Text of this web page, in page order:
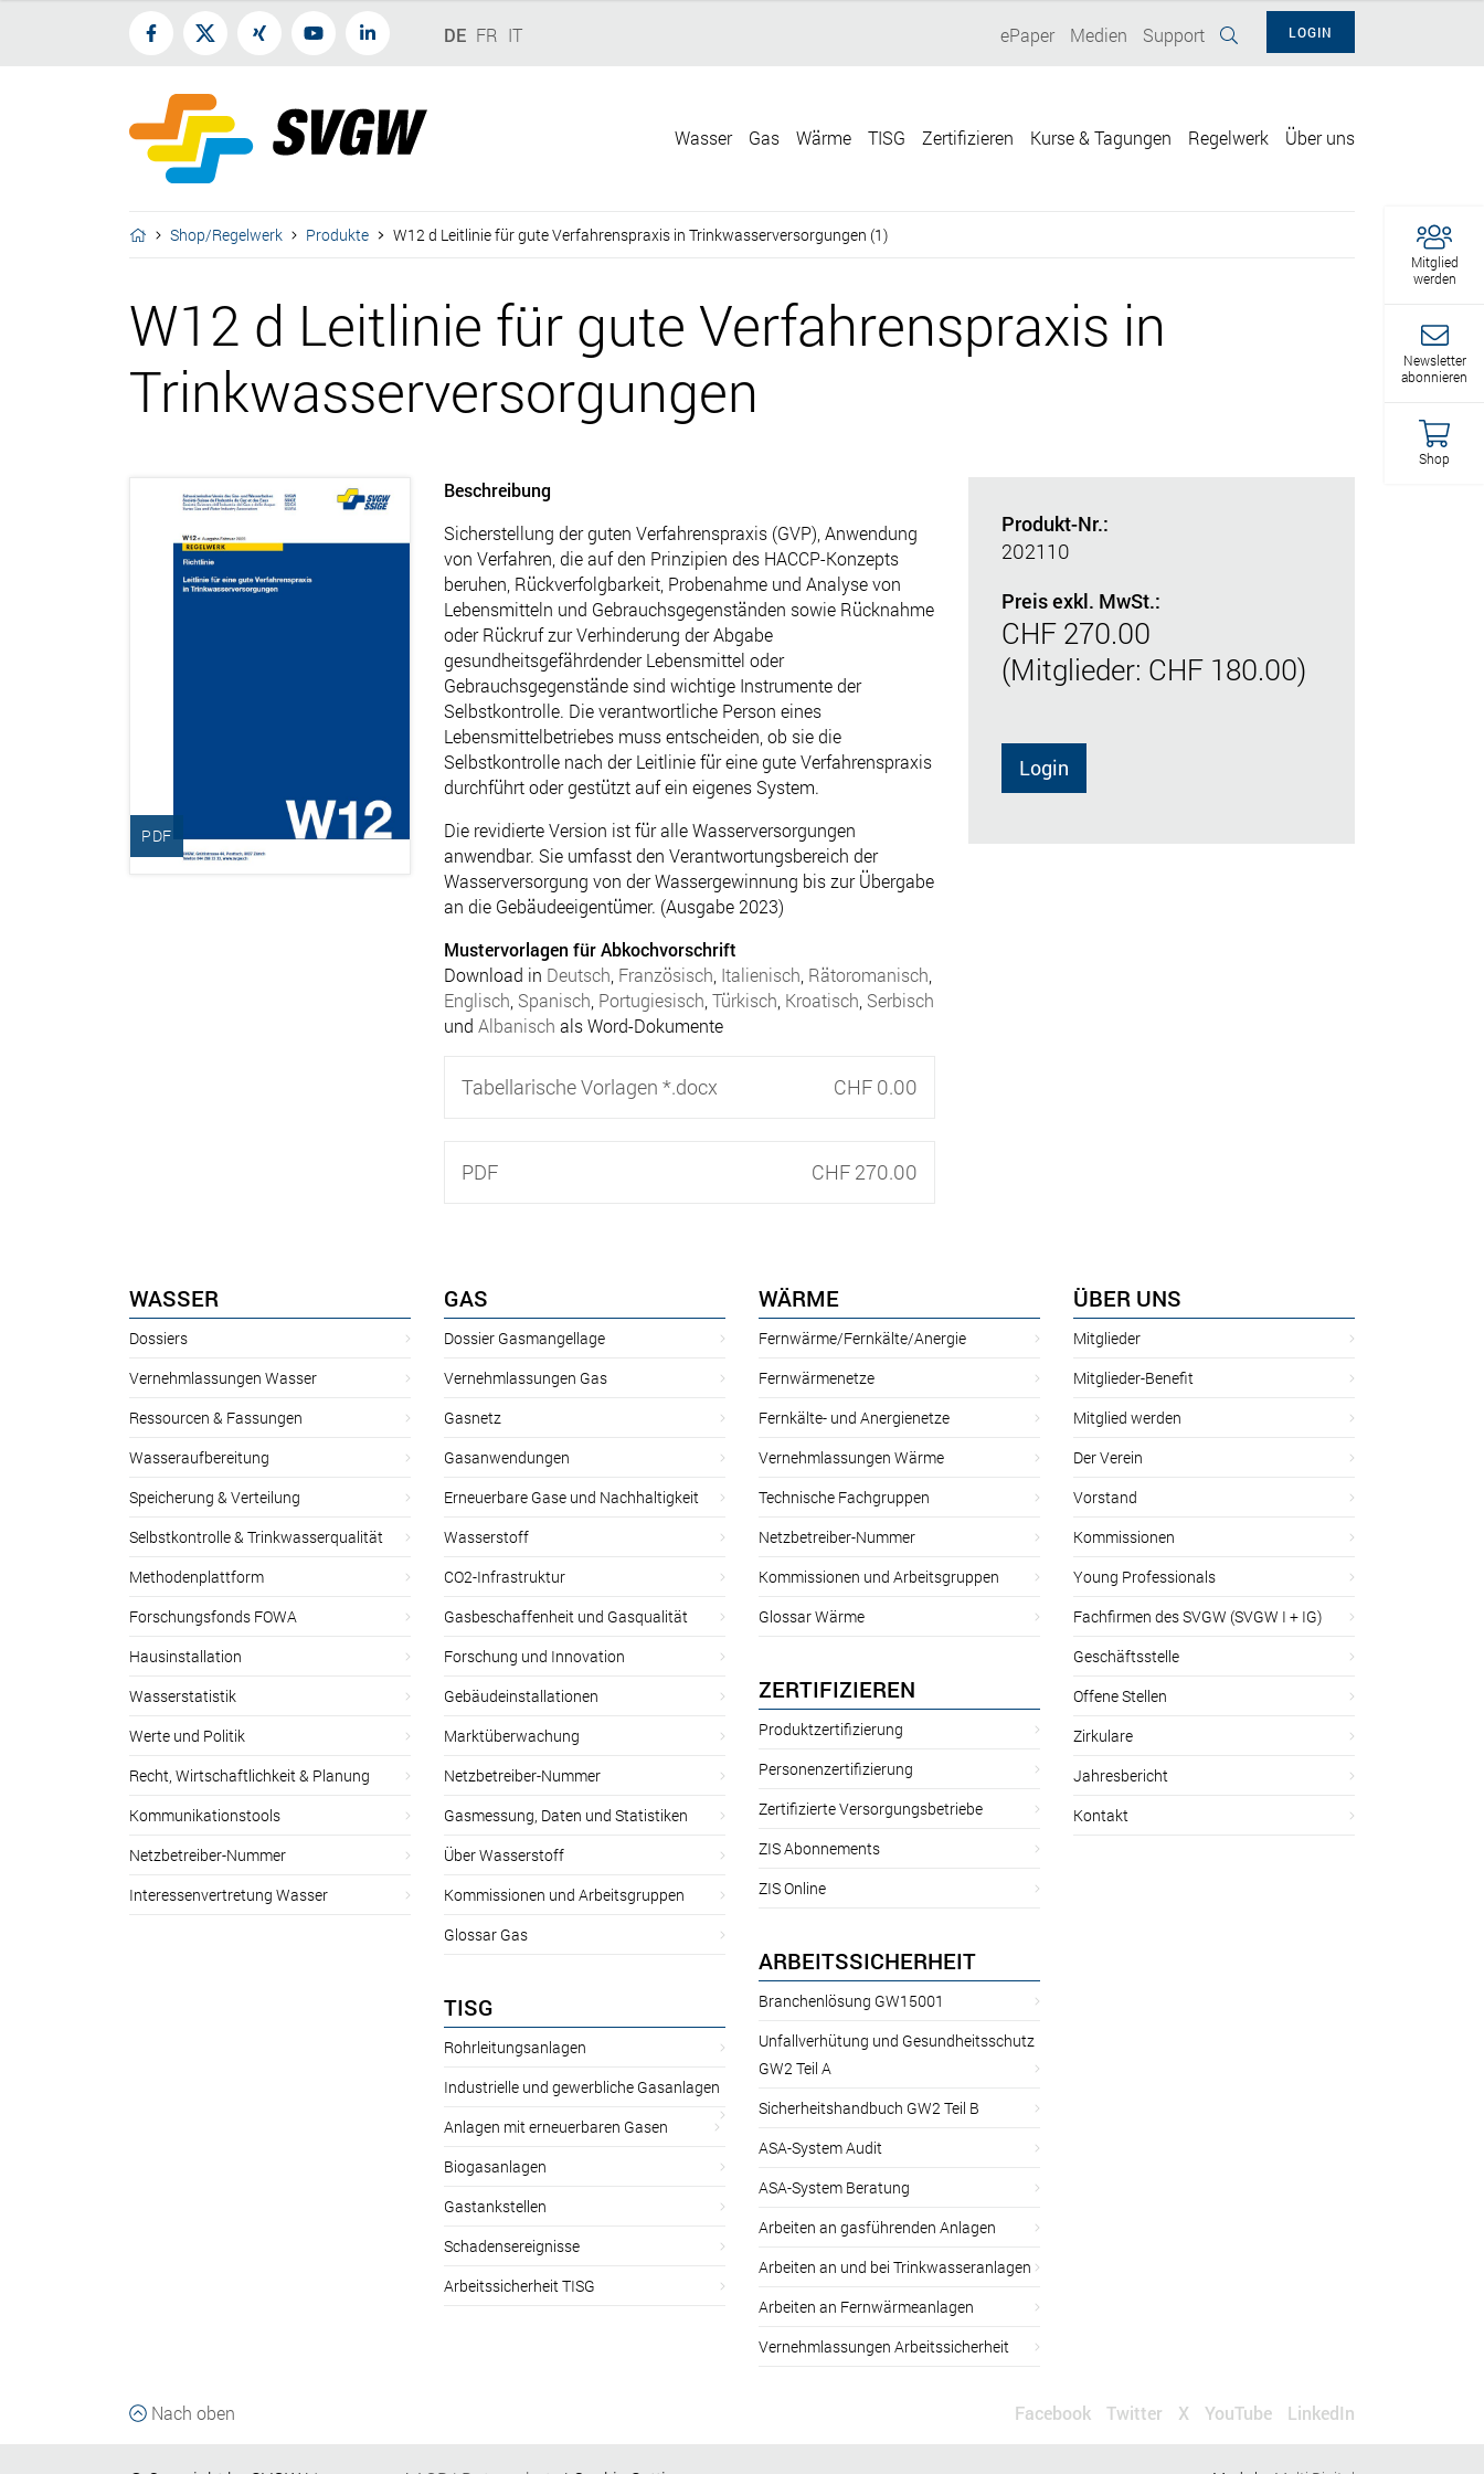
Mitglied
werden
Newsletter
abonnieren
Shop
DE FR IT LOGIN
ePaper Medien Support
Wasser Gas Wärme TISG Zertifizieren Kurse & Tagungen Regelwerk Über uns
Shop/Regelwerk Produkte W12 d Leitlinie für gute Verfahrenspraxis in Trinkwasserversorgungen (1)
W12 d Leitlinie für gute Verfahrenspraxis in
Trinkwasserversorgungen
PDF
Beschreibung
Sicherstellung der guten Verfahrenspraxis (GVP), Anwendung
von Verfahren, die auf den Prinzipien des HACCP-Konzepts
beruhen, Rückverfolgbarkeit, Probenahme und Analyse von
Lebensmitteln und Gebrauchsgegenständen sowie Rücknahme
oder Rückruf zur Verhinderung der Abgabe
gesundheitsgefährdender Lebensmittel oder
Gebrauchsgegenstände sind wichtige Instrumente der
Selbstkontrolle. Die verantwortliche Person eines
Lebensmittelbetriebes muss entscheiden, ob sie die
Selbstkontrolle nach der Leitlinie für eine gute Verfahrenspraxis
durchführt oder gestützt auf ein eigenes System.
Die revidierte Version ist für alle Wasserversorgungen
anwendbar. Sie umfasst den Verantwortungsbereich der
Wasserversorgung von der Wassergewinnung bis zur Übergabe
an die Gebäudeeigentümer. (Ausgabe 2023)
Mustervorlagen für Abkochvorschrift
Download in Deutsch Französisch Italienisch Rätoromanisch
Englisch Spanisch Portugiesisch Türkisch Kroatisch Serbisch
und Albanisch als Word-Dokumente
Tabellarische Vorlagen *.docx CHF 0.00
PDF CHF 270.00
Produkt-Nr.:
202110
Preis exkl. MwSt.:
CHF 270.00
(Mitglieder: CHF 180.00)
Login
WASSER
Dossiers
Vernehmlassungen Wasser
Ressourcen & Fassungen
Wasseraufbereitung
Speicherung & Verteilung
Selbstkontrolle & Trinkwasserqualität
Methodenplattform
Forschungsfonds FOWA
Hausinstallation
Wasserstatistik
Werte und Politik
Recht, Wirtschaftlichkeit & Planung
Kommunikationstools
Netzbetreiber-Nummer
Interessenvertretung Wasser
GAS
Dossier Gasmangellage
Vernehmlassungen Gas
Gasnetz
Gasanwendungen
Erneuerbare Gase und Nachhaltigkeit
Wasserstoff
CO2-Infrastruktur
Gasbeschaffenheit und Gasqualität
Forschung und Innovation
Gebäudeinstallationen
Marktüberwachung
Netzbetreiber-Nummer
Gasmessung, Daten und Statistiken
Über Wasserstoff
Kommissionen und Arbeitsgruppen
Glossar Gas
TISG
Rohrleitungsanlagen
Industrielle und gewerbliche Gasanlagen
Anlagen mit erneuerbaren Gasen
Biogasanlagen
Gastankstellen
Schadensereignisse
Arbeitssicherheit TISG
WÄRME
Fernwärme/Fernkälte/Anergie
Fernwärmenetze
Fernkälte- und Anergienetze
Vernehmlassungen Wärme
Technische Fachgruppen
Netzbetreiber-Nummer
Kommissionen und Arbeitsgruppen
Glossar Wärme
ZERTIFIZIEREN
Produktzertifizierung
Personenzertifizierung
Zertifizierte Versorgungsbetriebe
ZIS Abonnements
ZIS Online
ARBEITSSICHERHEIT
Branchenlösung GW15001
Unfallverhütung und Gesundheitsschutz
GW2 Teil A
Sicherheitshandbuch GW2 Teil B
ASA-System Audit
ASA-System Beratung
Arbeiten an gasführenden Anlagen
Arbeiten an und bei Trinkwasseranlagen
Arbeiten an Fernwärmeanlagen
Vernehmlassungen Arbeitssicherheit
ÜBER UNS
Mitglieder
Mitglieder-Benefit
Mitglied werden
Der Verein
Vorstand
Kommissionen
Young Professionals
Fachfirmen des SVGW (SVGW I + IG)
Geschäftsstelle
Offene Stellen
Zirkulare
Jahresbericht
Kontakt
Nach oben Facebook Twitter X YouTube LinkedIn